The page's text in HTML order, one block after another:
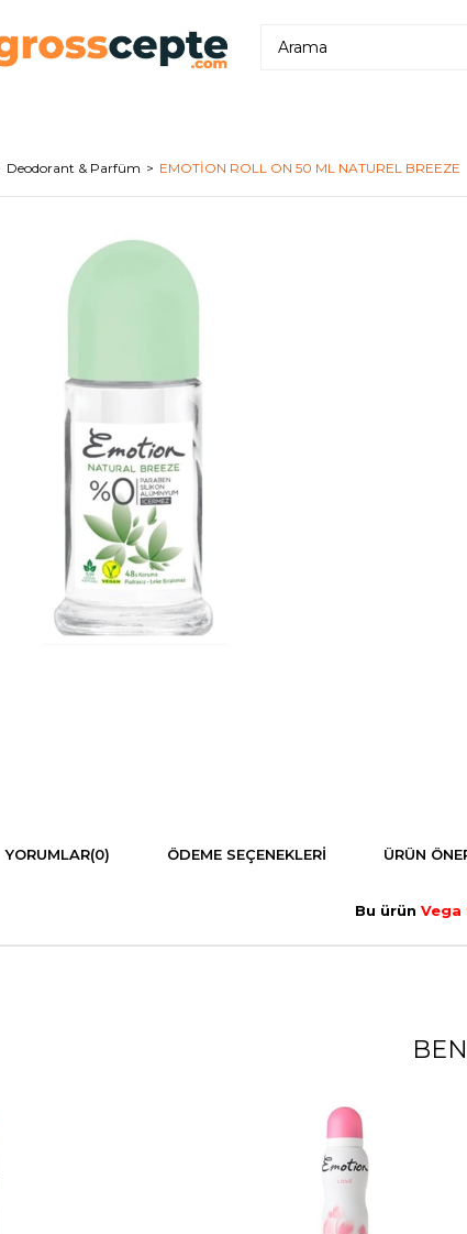
Deodorant & Parfüm EMOTİON ROLL ON 50 ML NATUREL BREEZE
YORUMLAR(0) ÖDEME SEÇENEKLERI ÜRÜN
Bu ürün Vega